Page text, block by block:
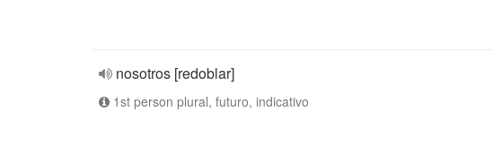
nosotros [redoblar]
1st person plural, futuro, indicativo